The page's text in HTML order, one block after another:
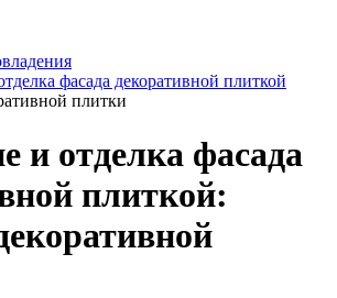
фасада декоративной плиткой
плитки
и отделка фасада
плиткой: